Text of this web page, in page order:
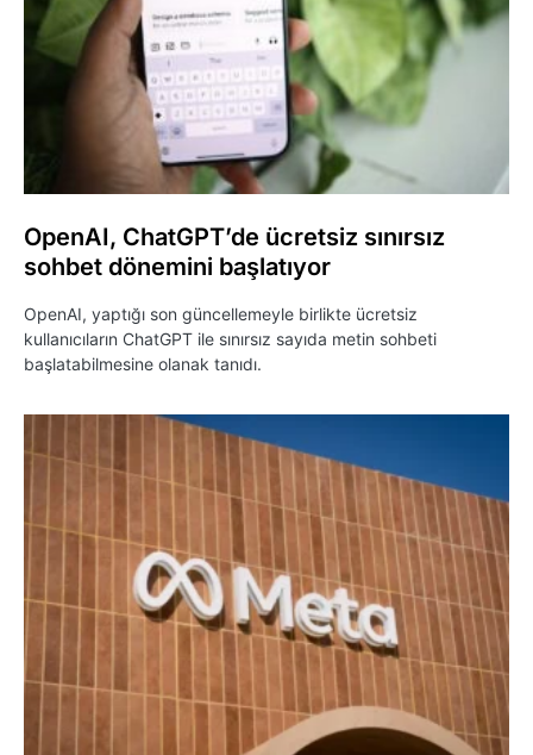
OpenAI, ChatGPT’de ücretsiz sınırsız
sohbet dönemini başlatıyor
OpenAI, yaptığı son güncellemeyle birlikte ücretsiz
kullanıcıların ChatGPT ile sınırsız sayıda metin sohbeti
başlatabilmesine olanak tanıdı.